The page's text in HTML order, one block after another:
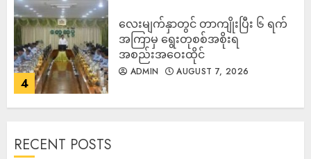
4
လေးမျက်နှာတွင် တာကျိုးပြီး ၆ ရက်
အကြာမှ ရွေးတုစစ်အစိုးရ
အစည်းအဝေးထိုင်
ADMIN AUGUST 7, 2026
RECENT POSTS